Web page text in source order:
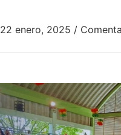
22 enero, 2025 /